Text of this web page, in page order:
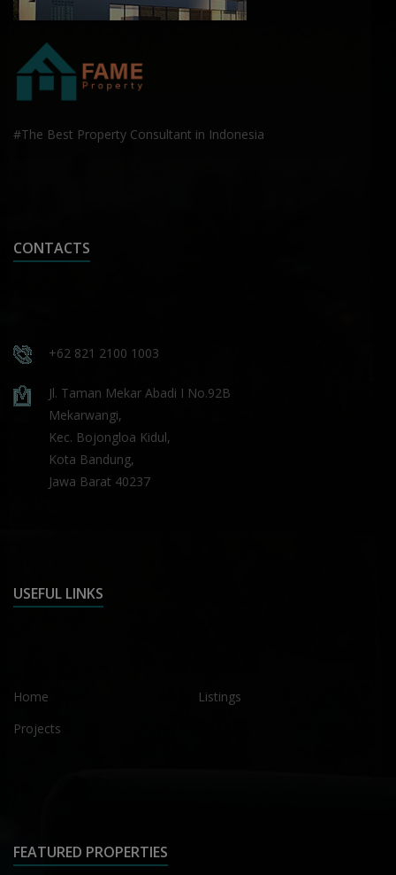
#The Best Property Consultant in Indonesia
CONTACTS
+62 821 2100 1003
Jl. Taman Mekar Abadi I No.92B
Mekarwangi,
Kec. Bojongloa Kidul,
Kota Bandung,
Jawa Barat 40237
USEFUL LINKS
Home
Listings
Projects
FEATURED PROPERTIES